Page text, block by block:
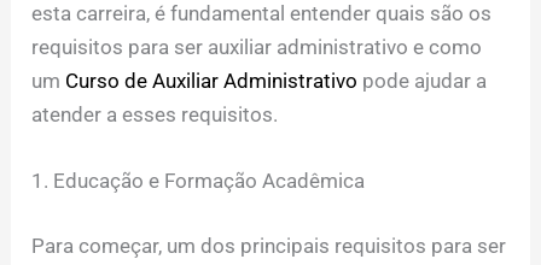
esta carreira, é fundamental entender quais são os
requisitos para ser auxiliar administrativo e como
um Curso de Auxiliar Administrativo pode ajudar a
atender a esses requisitos.
1. Educação e Formação Acadêmica
Para começar, um dos principais requisitos para ser